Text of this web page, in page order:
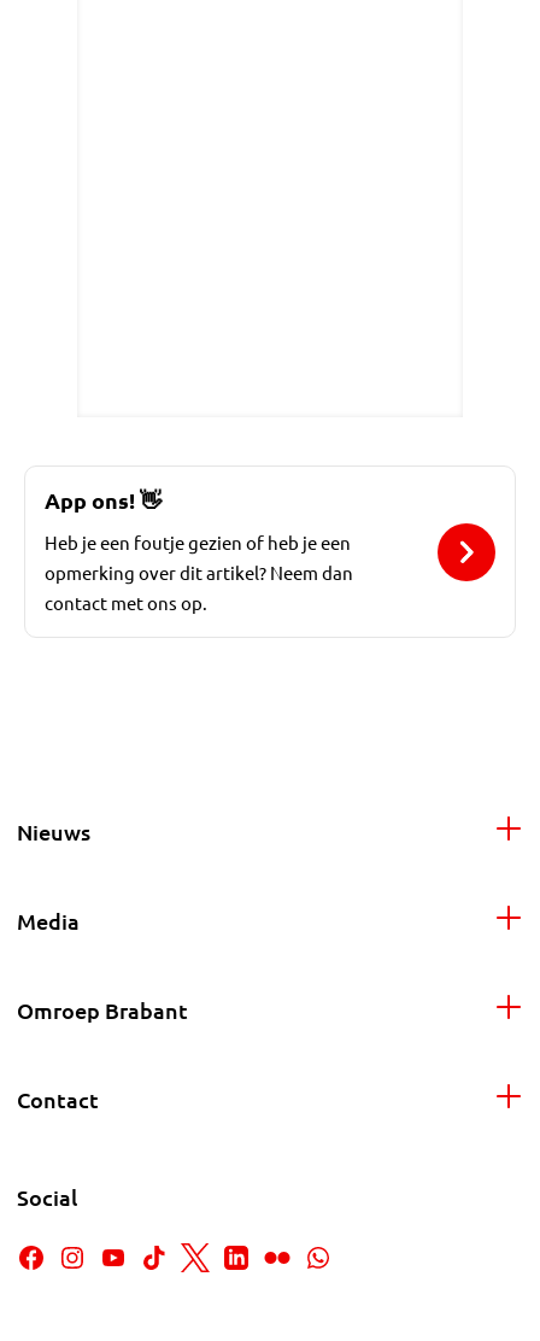
App ons!👋
Heb je een foutje gezien of heb je een
opmerking over dit artikel? Neem dan
contact met ons op.
Nieuws
Media
Omroep Brabant
Contact
Social